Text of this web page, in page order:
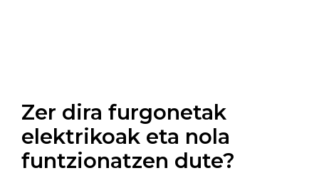
Zer dira furgonetak
elektrikoak eta nola
funtzionatzen dute?